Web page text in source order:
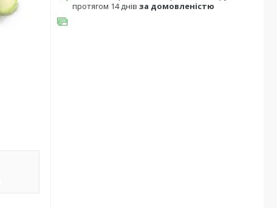
протягом 14 днів за домовленістю